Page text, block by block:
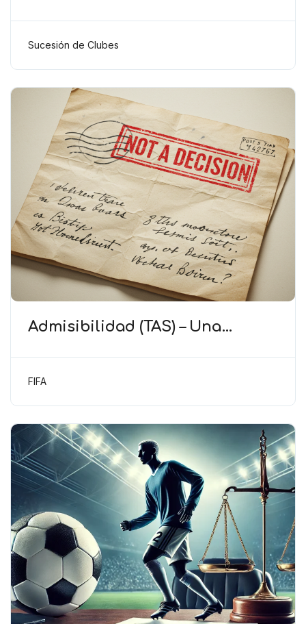
importancia para establecer la
sucesión deportiva
Sucesión de Clubes
Admisibilidad (TAS) – Una
jurídicos: reiterar no es decidir
FIFA